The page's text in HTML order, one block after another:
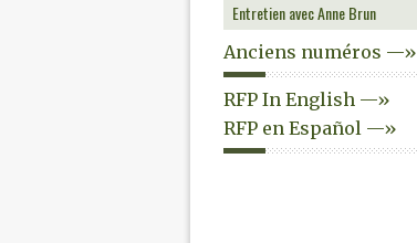
Entretien avec Anne Brun
Anciens numéros —»
RFP In English —»
RFP en Español —»